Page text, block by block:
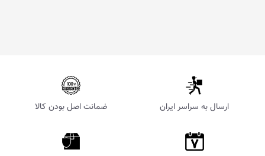
ارسال به سراسر ایران ضمانت اصل بودن کالا